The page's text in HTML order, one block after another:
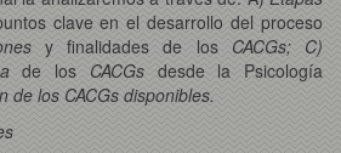
clave en el desarrollo del proceso
y finalidades de losCACGs; C)
de los CACGs desde la Psicología
de los CACGs disponibles.